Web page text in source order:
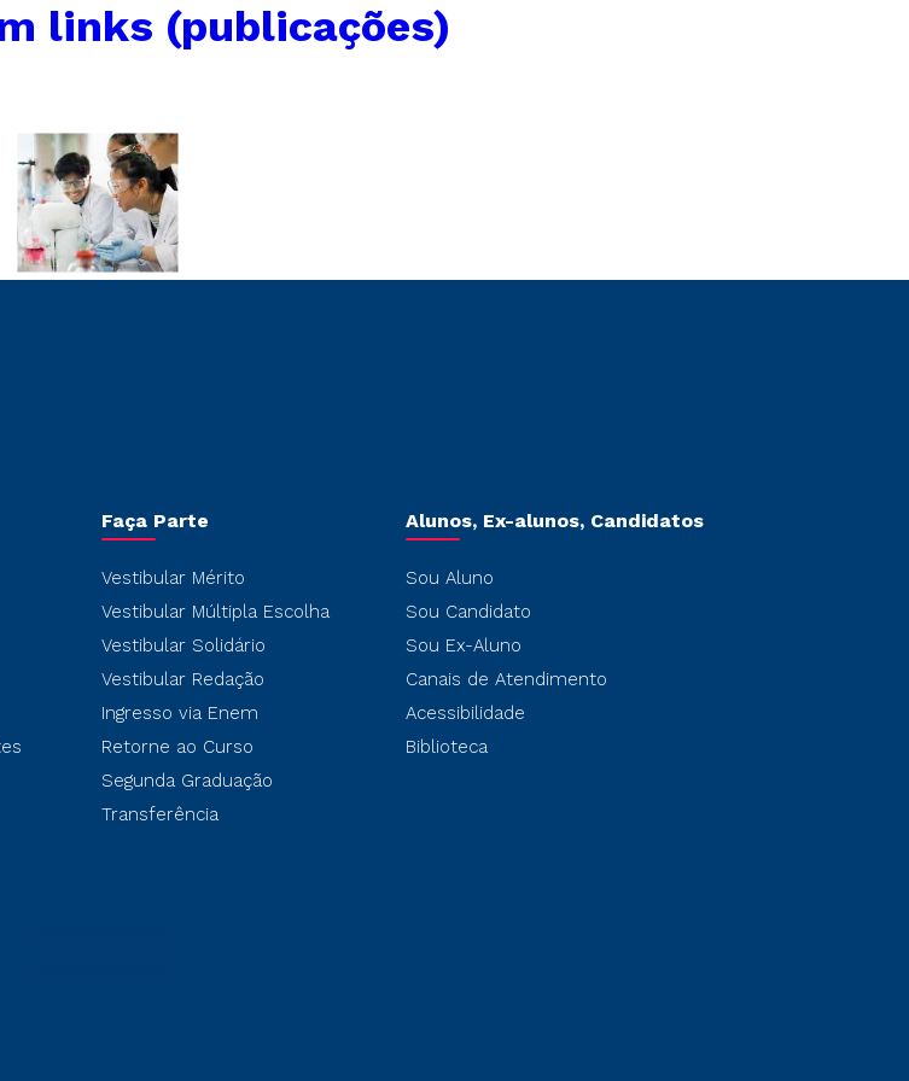
links (publicações)
Faça Parte
Vestibular Mérito
Vestibular Múltipla Escolha
Vestibular Solidário
Vestibular Redação
Ingresso via Enem
Retorne ao Curso
Segunda Graduação
Transferência
Alunos, Ex-alunos, Candidatos
Sou Aluno
Sou Candidato
Sou Ex-Aluno
Canais de Atendimento
Acessibilidade
Biblioteca